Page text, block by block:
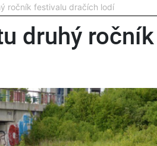
ročník festivalu dračích lodí
druhý ročník